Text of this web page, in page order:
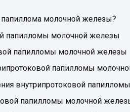
папиллома молочной железы?
папилломы молочной железы
папилломы молочной железы
папилломы
внутрипротоковой
папилломы молочной